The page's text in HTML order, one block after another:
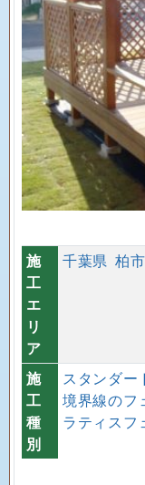
施
工
エ
リ
ア
千葉県 柏市
施
工
種
別
スタンダー
境界線のフ
ラティスフ